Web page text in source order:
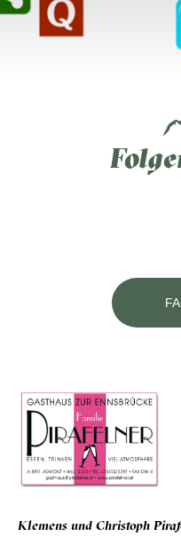
Klemens und Christoph